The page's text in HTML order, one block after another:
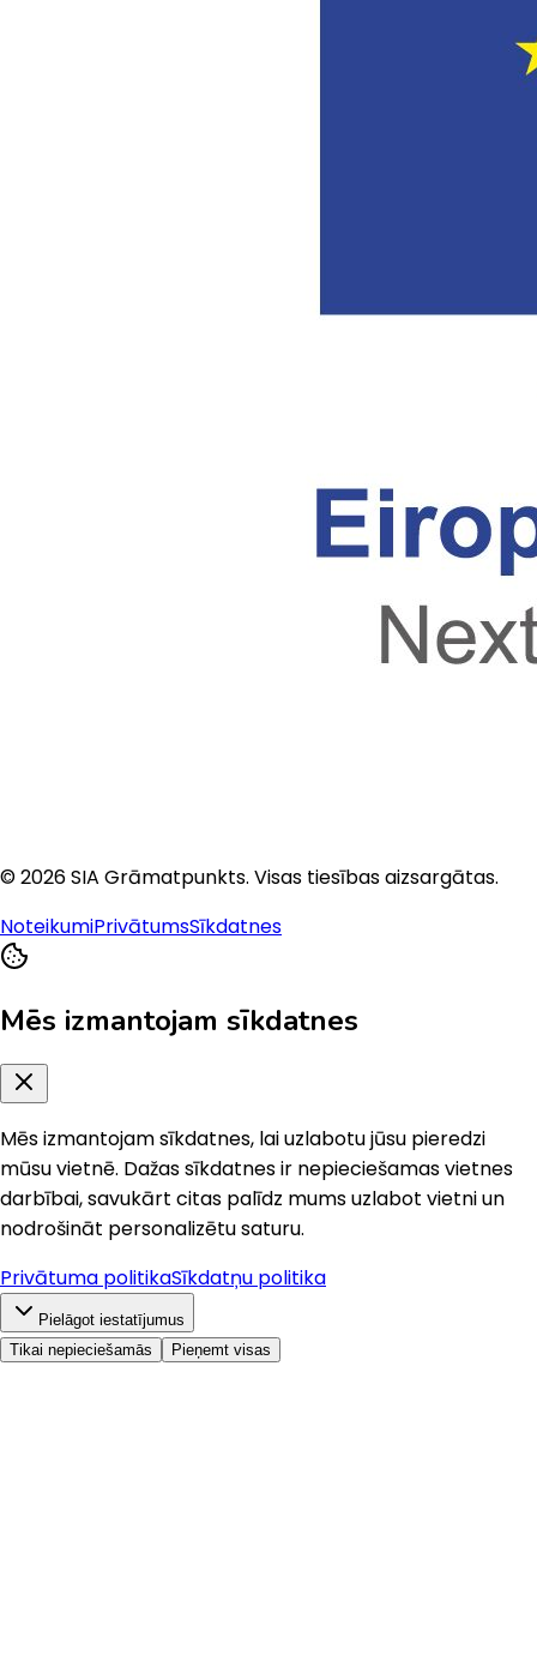
©2026SIA Grāmatpunkts. Visas tiesības aizsargātas.
NoteikumiPrivātumsSīkdatnes
Mēs izmantojam sīkdatnes
Mēs izmantojam sīkdatnes, lai uzlabotu jūsu pieredzi
mūsu vietnē. Dažas sīkdatnes ir nepieciešamas vietnes
darbībai, savukārt citas palīdz mums uzlabot vietni un
nodrošināt personalizētu saturu.
Privātuma politikaSīkdatņu politika
Pielāgot iestatījumus
Tikai nepieciešamās
Pieņemt visas